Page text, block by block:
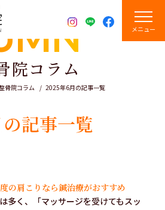
メニュー
院コラム
骨院コラム 2025年6月の記事一覧
記事一覧
の肩こりなら鍼治療がおすすめ
多く、「マッサージを受けてもスッ